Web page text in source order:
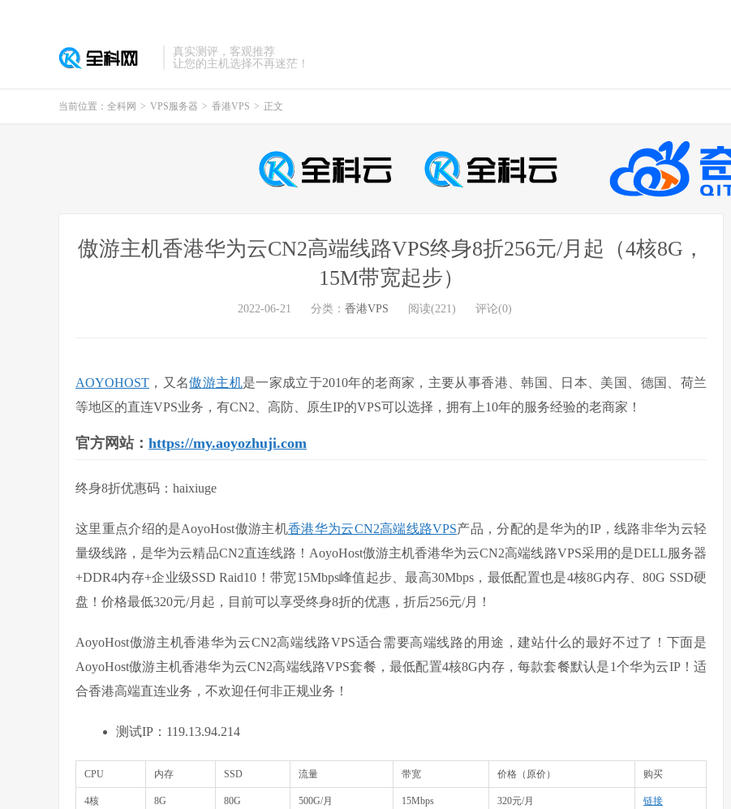
真实测评，客观推荐
让您的主机选择不再迷茫！
当前位置： 全科网 > VPS服务器 > 香港VPS > 正文
傲游主机香港华为云CN2高端线路VPS终身8折256元/月起（4核8G，
15M带宽起步）
2022-06-21 分类： 香港VPS 阅读(221) 评论(0)
AOYOHOST ，又名傲游主机是一家成立于2010年的老商家，主要从事香港、韩国、日本、美国、德国、荷兰
等地区的直连VPS业务，有CN2、高防、原生IP的VPS可以选择，拥有上10年的服务经验的老商家！
官方网站： https://my.aoyozhuji.com
终身8折优惠码：haixiuge
这里重点介绍的是AoyoHost傲游主机香港华为云CN2高端线路VPS产品，分配的是华为的IP，线路非华为云轻
量级线路，是华为云精品CN2直连线路！AoyoHost傲游主机香港华为云CN2高端线路VPS采用的是DELL服务器
+DDR4内存+企业级SSD Raid10！带宽15Mbps峰值起步、最高30Mbps，最低配置也是4核8G内存、80G SSD硬
盘！价格最低320元/月起，目前可以享受终身8折的优惠，折后256元/月！
AoyoHost傲游主机香港华为云CN2高端线路VPS适合需要高端线路的用途，建站什么的最好不过了！下面是
AoyoHost傲游主机香港华为云CN2高端线路VPS套餐，最低配置4核8G内存，每款套餐默认是1个华为云IP！适
合香港高端直连业务，不欢迎任何非正规业务！
测试IP：119.13.94.214
CPU 内存 SSD 流量 带宽 价格（原价） 购买
4核 8G 80G 500G/月 15Mbps 320元/月 链接